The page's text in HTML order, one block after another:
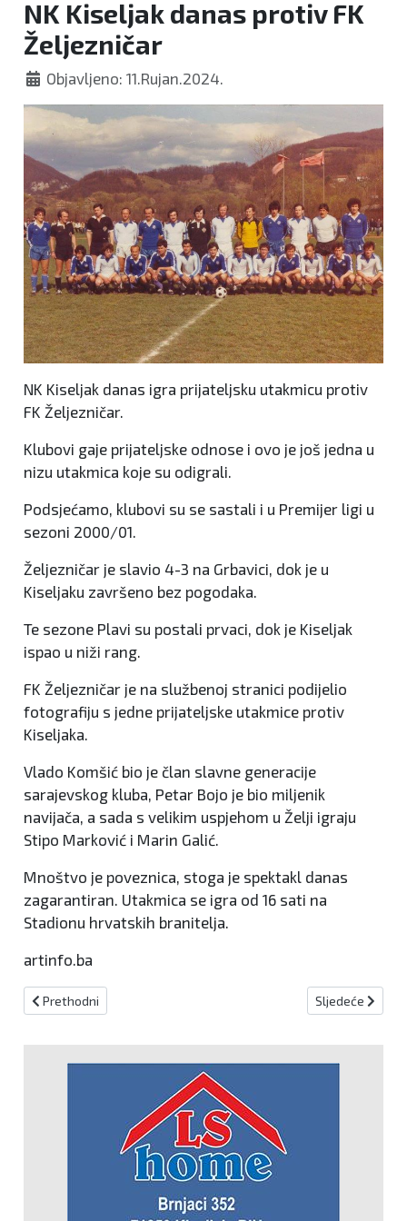
NK Kiseljak danas protiv FK
Željezničar
Objavljeno: 11.Rujan.2024.
NK Kiseljak danas igra prijateljsku utakmicu protiv
FK Željezničar.
Klubovi gaje prijateljske odnose i ovo je još jedna u
nizu utakmica koje su odigrali.
Podsjećamo, klubovi su se sastali i u Premijer ligi u
sezoni 2000/01.
Željezničar je slavio 4-3 na Grbavici, dok je u
Kiseljaku završeno bez pogodaka.
Te sezone Plavi su postali prvaci, dok je Kiseljak
ispao u niži rang.
FK Željezničar je na službenoj stranici podijelio
fotografiju s jedne prijateljske utakmice protiv
Kiseljaka.
Vlado Komšić bio je član slavne generacije
sarajevskog kluba, Petar Bojo je bio miljenik
navijača, a sada s velikim uspjehom u Želji igraju
Stipo Marković i Marin Galić.
Mnoštvo je poveznica, stoga je spektakl danas
zagarantiran. Utakmica se igra od 16 sati na
Stadionu hrvatskih branitelja.
artinfo.ba
Prethodni članak: Ahmedhodžić se oprostio od reprezentativnog
Prethodni Sljedeći članak:
Sljedeće